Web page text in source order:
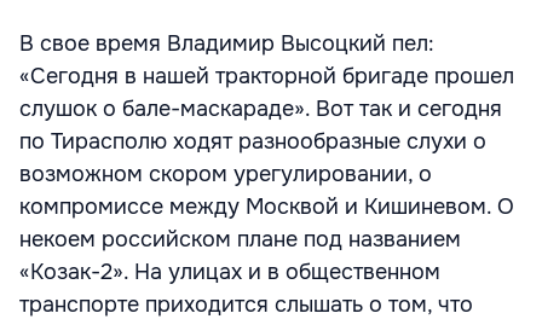
В свое время Владимир Высоцкий пел:
«Сегодня в нашей тракторной бригаде прошел
слушок о бале-маскараде». Вот так и сегодня
по Тирасполю ходят разнообразные слухи о
возможном скором урегулировании, о
компромиссе между Москвой и Кишиневом. О
некоем российском плане под названием
«Козак-2». На улицах и в общественном
транспорте приходится слышать о том, что